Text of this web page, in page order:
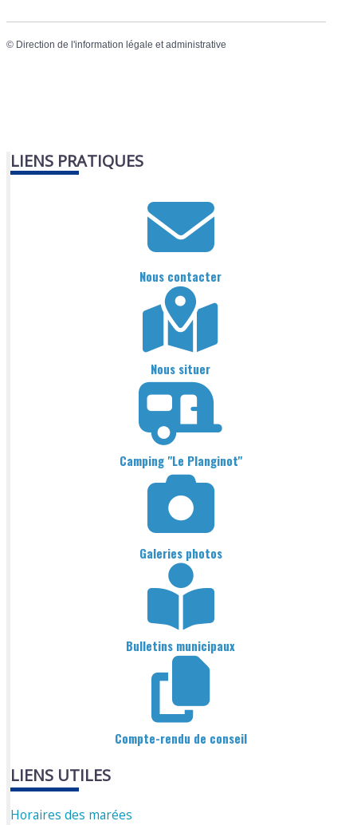
© Direction de l'information légale et administrative
LIENS PRATIQUES
Nous contacter
Nous situer
Camping "Le Planginot"
Galeries photos
Bulletins municipaux
Compte-rendu de conseil
LIENS UTILES
Horaires des marées